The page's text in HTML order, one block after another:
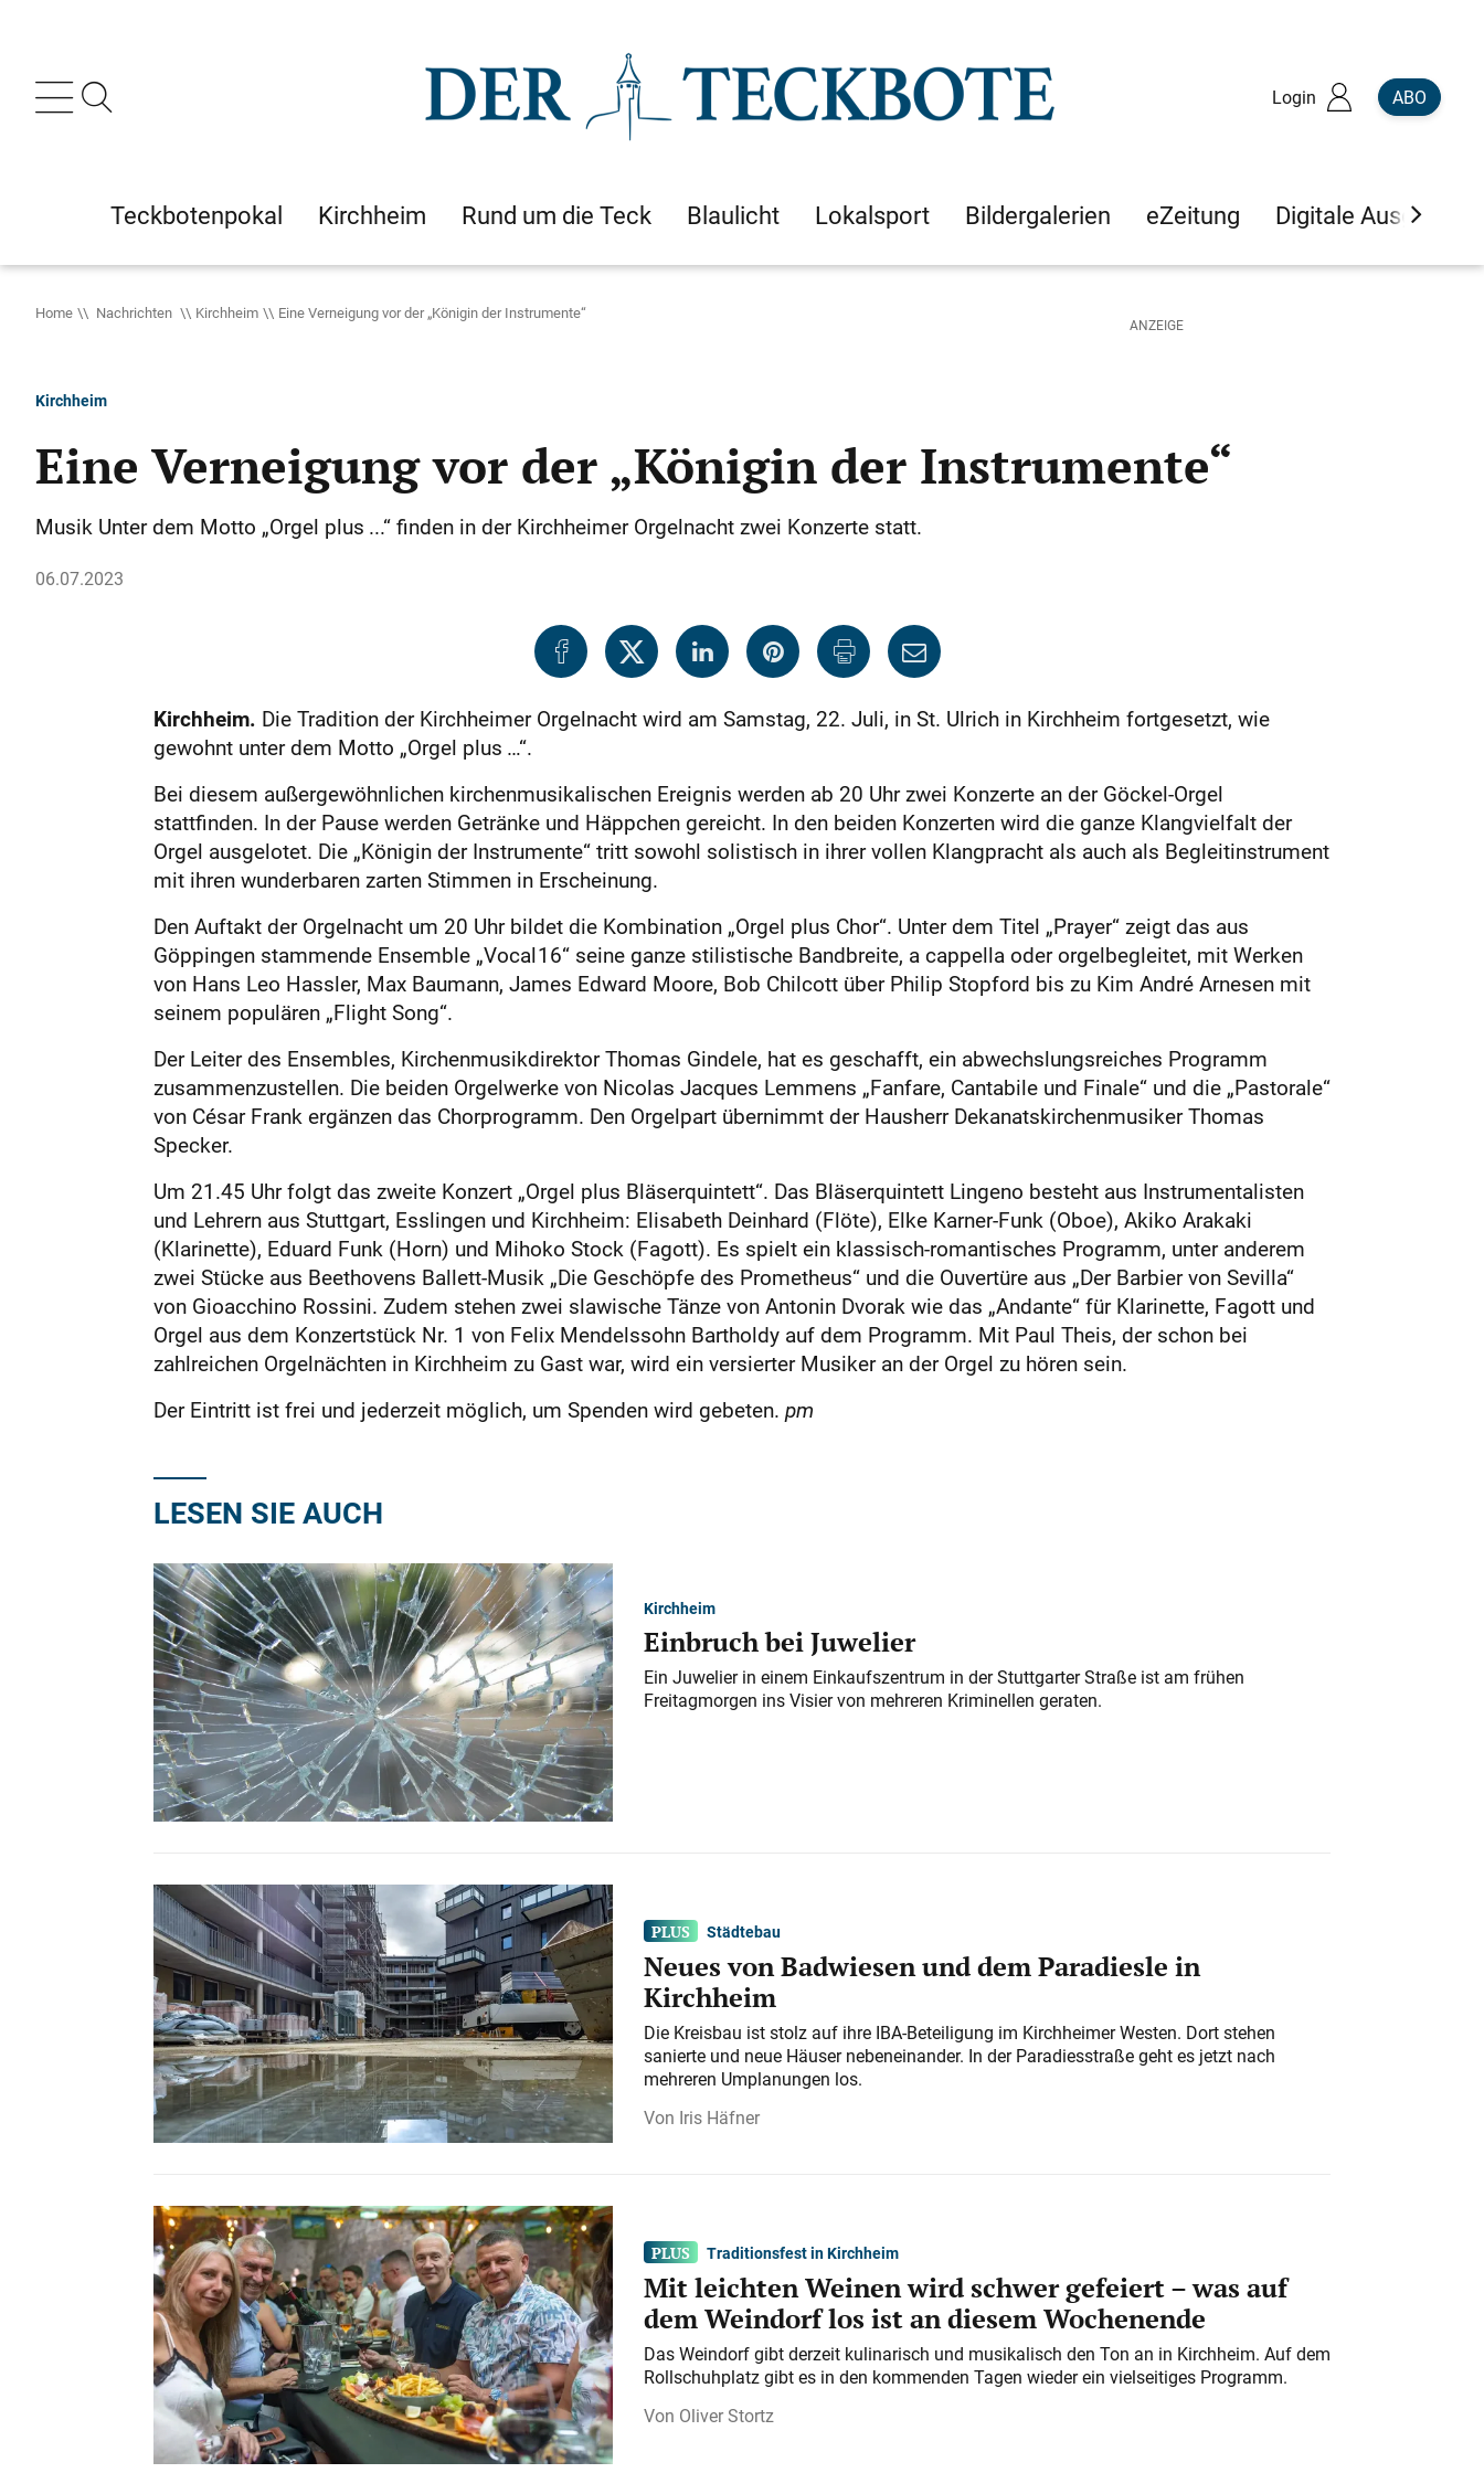
Login ABO
Teckbotenpokal Kirchheim Rund um die Teck Blaulicht Lokalsport Bildergalerien eZeitung Digitale Ausgaben
Home Nachrichten Kirchheim Eine Verneigung vor der „Königin der Instrumente“
Kirchheim
Eine Verneigung vor der „Königin der Instrumente“
Musik Unter dem Motto „Orgel plus ...“ finden in der Kirchheimer Orgelnacht zwei Konzerte statt.
06.07.2023
Kirchheim. Die Tradition der Kirchheimer Orgelnacht wird am Samstag, 22. Juli, in St. Ulrich in Kirchheim fortgesetzt, wie
gewohnt unter dem Motto „Orgel plus …“.
Bei diesem außergewöhnlichen kirchenmusikalischen Ereignis werden ab 20 Uhr zwei Konzerte an der Göckel-Orgel
stattfinden. In der Pause werden Getränke und Häppchen gereicht. In den beiden Konzerten wird die ganze Klangvielfalt der
Orgel ausgelotet. Die „Königin der Instrumente“ tritt sowohl solistisch in ihrer vollen Klangpracht als auch als Begleit­instrument
mit ihren wunderbaren zarten Stimmen in Erscheinung.
Den Auftakt der Orgelnacht um 20 Uhr bildet die Kombination „Orgel plus Chor“. Unter dem Titel „Prayer“ zeigt das aus
Göppingen stammende Ensemble „Vocal 16“ seine ganze stilistische Bandbreite, a cappella oder orgelbegleitet, mit Werken
von Hans Leo Hassler, Max Baumann, James Edward Moore, Bob Chilcott über Philip Stopford bis zu Kim André Arnesen mit
seinem populären „Flight Song“.
Der Leiter des Ensembles, Kirchenmusikdirektor Thomas Gindele, hat es geschafft, ein abwechslungsreiches Programm
zusammenzustellen. Die beiden Orgelwerke von Nicolas Jacques Lemmens „Fanfare, Cantabile und Finale“ und die „Pastorale“
von César Frank ergänzen das Chorprogramm. Den Orgelpart übernimmt der Hausherr Dekanatskirchenmusiker Thomas
Specker.
Um 21.45 Uhr folgt das zweite Konzert „Orgel plus Bläserquintett“. Das Bläserquintett Lingeno besteht aus Instrumentalisten
und Lehrern aus Stuttgart, Esslingen und Kirchheim: Elisabeth Deinhard (Flöte), Elke Karner-Funk (Oboe), Akiko Arakaki
(Klarinette), Eduard Funk (Horn) und Mihoko Stock (Fagott). Es spielt ein klassisch-romantisches Programm, unter anderem
zwei Stücke aus Beethovens Ballett-Musik „Die Geschöpfe des Prometheus“ und die Ouvertüre aus „Der Barbier von Sevilla“
von Gioacchino Rossini. Zudem stehen zwei slawische Tänze von Antonin Dvorak wie das „Andante“ für Klarinette, Fagott und
Orgel aus dem Konzertstück Nr. 1 von Felix Mendelssohn Bartholdy auf dem Programm. Mit Paul Theis, der schon bei
zahlreichen Orgelnächten in Kirchheim zu Gast war, wird ein versierter Musiker an der Orgel zu hören sein.
Der Eintritt ist frei und jederzeit möglich, um Spenden wird gebeten. pm
LESEN SIE AUCH
Kirchheim
Einbruch bei Juwelier
Ein Juwelier in einem Einkaufszentrum in der Stuttgarter Straße ist am frühen
Freitagmorgen ins Visier von mehreren Kriminellen geraten.
Städtebau
Neues von Badwiesen und dem Paradiesle in
Kirchheim
Die Kreisbau ist stolz auf ihre IBA-Beteiligung im Kirchheimer Westen. Dort stehen
sanierte und neue Häuser nebeneinander. In der Paradiesstraße geht es jetzt nach
mehreren Umplanungen los.
Iris Häfner
Traditionsfest in Kirchheim
Mit leichten Weinen wird schwer gefeiert – was auf
dem Weindorf los ist an diesem Wochenende
Das Weindorf gibt derzeit kulinarisch und musikalisch den Ton an in Kirchheim. Auf dem
Rollschuhplatz gibt es in den kommenden Tagen wieder ein vielseitiges Programm.
Oliver Stortz